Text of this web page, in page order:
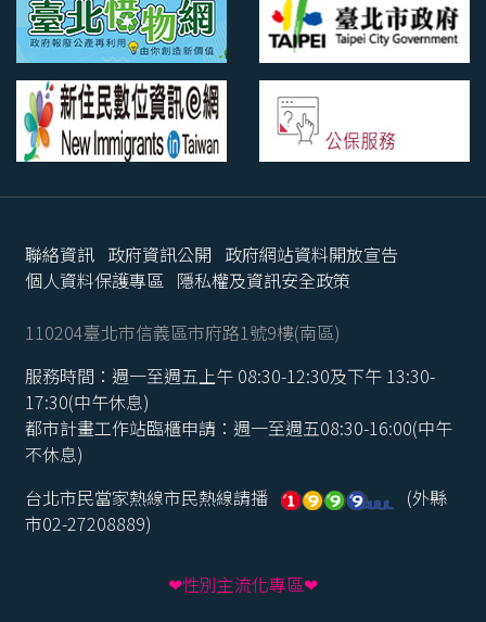
聯絡資訊 政府資訊公開 政府網站資料開放宣告
個人資料保護專區 隱私權及資訊安全政策
110204臺北市信義區市府路1號9樓(南區)
服務時間：週一至週五上午 08:30-12:30及下午 13:30-
17:30(中午休息)
都市計畫工作站臨櫃申請：週一至週五08:30-16:00(中午
不休息)
台北市民當家熱線市民熱線請播
(外縣
市02-27208889)
❤性別主流化專區❤